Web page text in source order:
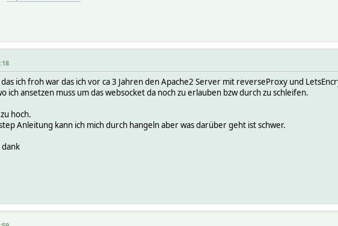
ich froh war das ich vor ca 3 Jahren den Apache2 Server mit reverseProxy und
ich ansetzen muss um das websocket da noch zu erlauben bzw durch zu schleifen.
hoch.
Anleitung kann ich mich durch hangeln aber was darüber geht ist schwer.